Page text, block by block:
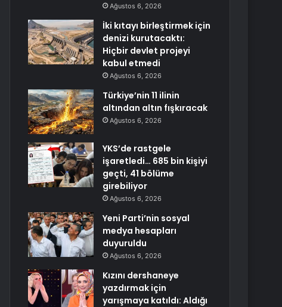
Ağustos 6, 2026
İki kıtayı birleştirmek için
denizi kurutacaktı:
Hiçbir devlet projeyi
kabul etmedi
Ağustos 6, 2026
Türkiye’nin 11 ilinin
altından altın fışkıracak
Ağustos 6, 2026
YKS’de rastgele
işaretledi… 685 bin kişiyi
geçti, 41 bölüme
girebiliyor
Ağustos 6, 2026
Yeni Parti’nin sosyal
medya hesapları
duyuruldu
Ağustos 6, 2026
Kızını dershaneye
yazdırmak için
yarışmaya katıldı: Aldığı